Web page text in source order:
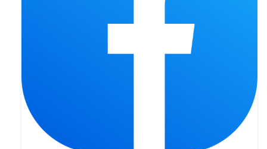
Bierzmowanie 24.10.2022r.